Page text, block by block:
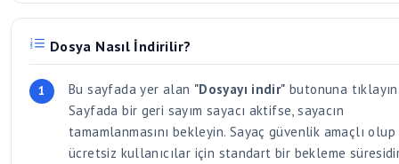
Dosya Nasıl İndirilir?
Bu sayfada yer alan "Dosyayı indir" butonuna
Sayfada bir geri sayım sayacı aktifse, sayacın
tamamlanmasını bekleyin. Sayaç güvenlik amaçlı olup
ücretsiz kullanıcılar için standart bir bekleme